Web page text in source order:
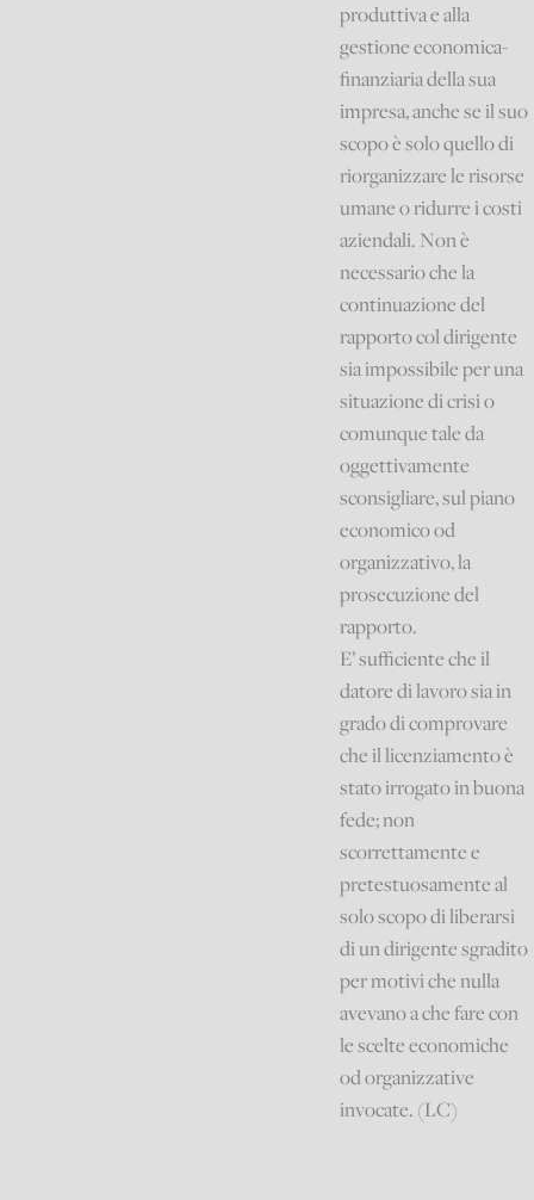
produttiva e alla
gestione economica-
finanziaria della sua
impresa, anche se il suo
scopo è solo quello di
riorganizzare le risorse
umane o ridurre i costi
aziendali. Non è
necessario che la
continuazione del
rapporto col dirigente
sia impossibile per una
situazione di crisi o
comunque tale da
oggettivamente
sconsigliare, sul piano
economico od
organizzativo, la
prosecuzione del
rapporto.
E’ sufficiente che il
datore di lavoro sia in
grado di comprovare
che il licenziamento è
stato irrogato in buona
fede; non
scorrettamente e
pretestuosamente al
solo scopo di liberarsi
di un dirigente sgradito
per motivi che nulla
avevano a che fare con
le scelte economiche
od organizzative
invocate. (LC)